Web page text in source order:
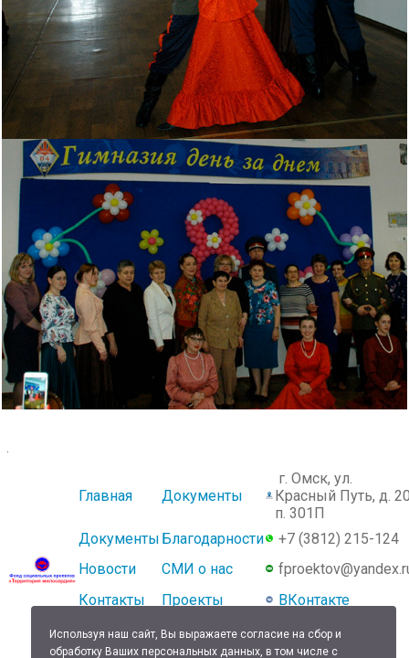
.
Главная Документы
г. Омск, ул.
Красный Путь, д.
п. 301П
Документы Благодарности
+7 (3812) 215-124
Новости
СМИ о нас
Контакты
Проекты ВКонтакте
Используя наш сайт, Вы выражаете согласие на сбор и
обработку Ваших персональных данных, в том числе с